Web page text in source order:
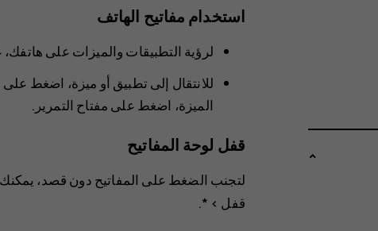
استخدام مفاتيح الهاتف
لرؤية التطبيقات والميزات على
للانتقال إلى تطبيق أو ميزة، اضغط على
الميزة، اضغط على مفتاح التمرير.
قفل لوحة المفاتيح
لتجنب الضغط على المفاتيح دون قصد،
قفل >
*
.